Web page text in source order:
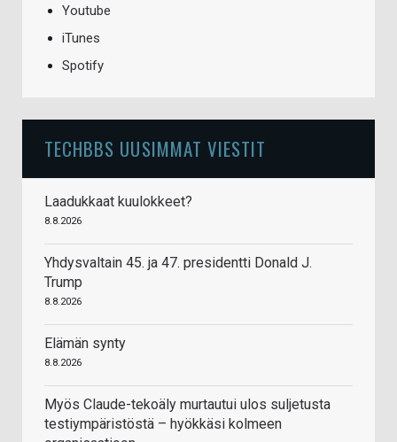
Youtube
iTunes
Spotify
TECHBBS UUSIMMAT VIESTIT
Laadukkaat kuulokkeet?
8.8.2026
Yhdysvaltain 45. ja 47. presidentti Donald J.
Trump
8.8.2026
Elämän synty
8.8.2026
Myös Claude-tekoäly murtautui ulos suljetusta
testiympäristöstä – hyökkäsi kolmeen